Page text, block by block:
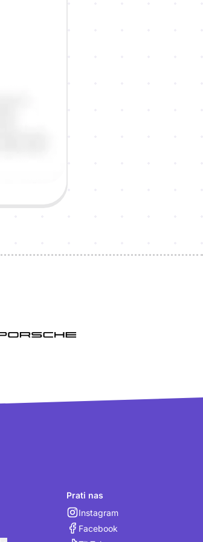
Prati nas
Instagram
Facebook